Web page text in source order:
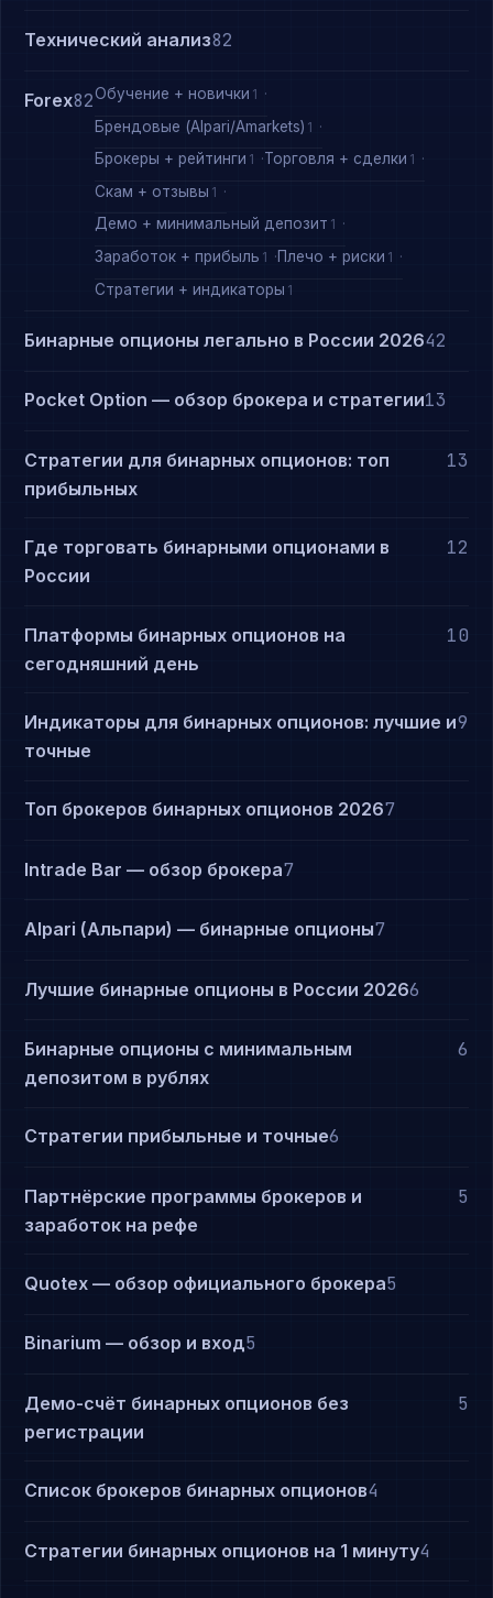
Технический анализ82
Forex82Обучение + новички 1
Брендовые (Alpari/Amarkets) 1
Брокеры + рейтинги 1 Торговля + сделки 1
Скам + отзывы 1
Демо + минимальный депозит 1
Заработок + прибыль 1 Плечо + риски 1
Стратегии + индикаторы 1
Бинарные опционы легально в России 202642
Pocket Option — обзор брокера и стратегии13
Стратегии для бинарных опционов: топ
прибыльных
13
Где торговать бинарными опционами в
России
12
Платформы бинарных опционов на
сегодняшний день
10
Индикаторы для бинарных опционов: лучшие и
точные
9
Топ брокеров бинарных опционов 20267
Intrade Bar — обзор брокера7
Alpari (Альпари) — бинарные опционы7
Лучшие бинарные опционы в России 20266
Бинарные опционы с минимальным
депозитом в рублях
6
Стратегии прибыльные и точные6
Партнёрские программы брокеров и
заработок на рефе
5
Quotex — обзор официального брокера5
Binarium — обзор и вход5
Демо-счёт бинарных опционов без
регистрации
5
Список брокеров бинарных опционов4
Стратегии бинарных опционов на 1 минуту4